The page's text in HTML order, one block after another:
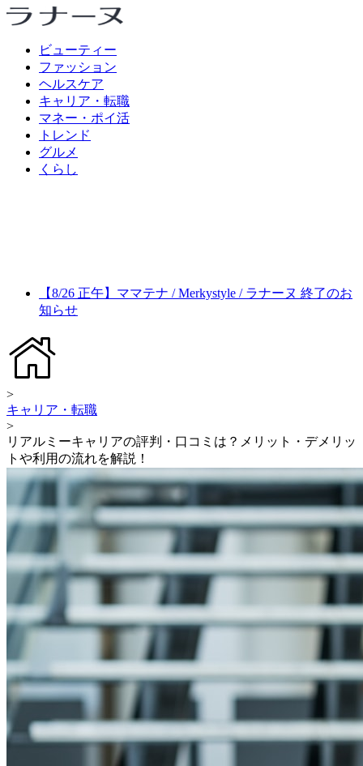
ビューティー
ファッション
ヘルスケア
キャリア・転職
マネー・ポイ活
トレンド
グルメ
くらし
【8/26 正午】ママテナ / Merkystyle / ラナーヌ 終了のお
知らせ
>
キャリア・転職
>
リアルミーキャリアの評判・口コミは？メリット・デメリッ
トや利用の流れを解説！